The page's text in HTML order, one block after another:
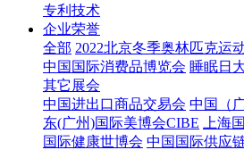
专利技术
企业荣誉
全部 2022北京冬季奥林匹克运
中国国际消费品博览会 睡眠日
其它展会
中国进出口商品交易会 中国（
东(广州)国际美博会CIBE
上海
国际健康世博会 中国国际供应